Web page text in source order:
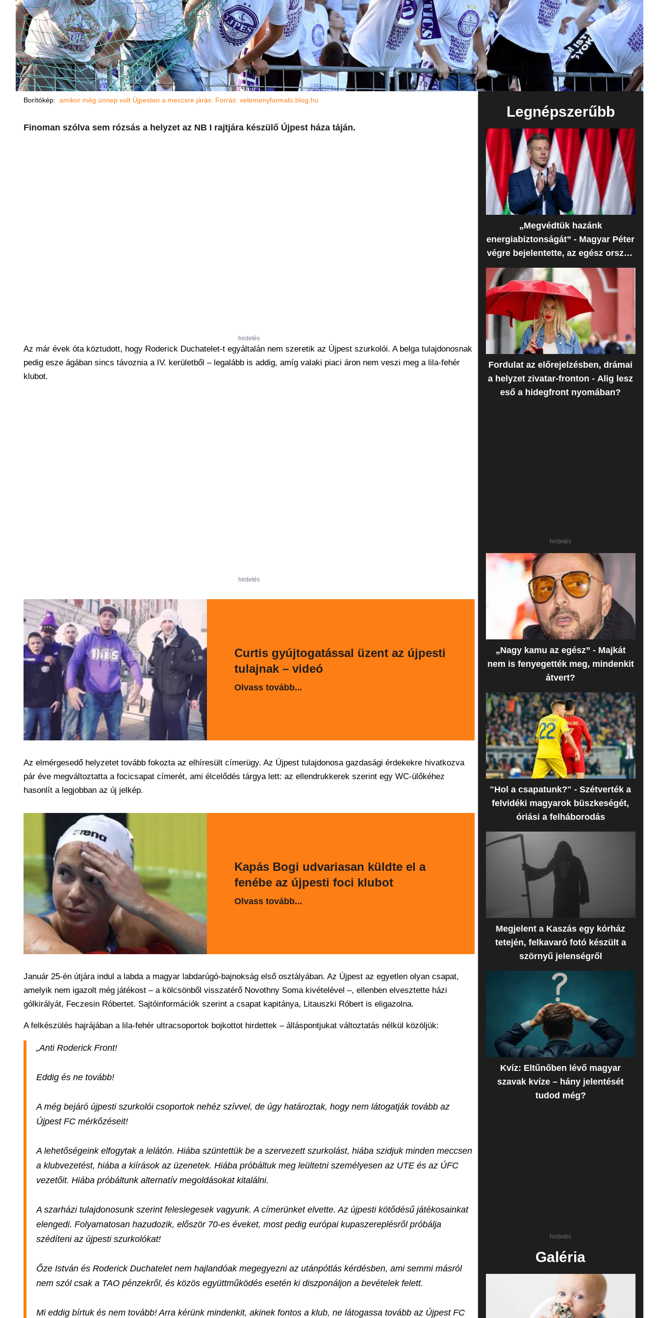
Borítókép: amikor még ünnep volt Újpesten a meccsre járás. Forrás: velemenyformalo.blog.hu
Finoman szólva sem rózsás a helyzet az NB I rajtjára készülő Újpest háza táján.
hirdetés
Az már évek óta köztudott, hogy Roderick Duchatelet-t egyáltalán nem szeretik az Újpest szurkolói. A belga tulajdonosnak
pedig esze ágában sincs távoznia a IV. kerületből – legalább is addig, amíg valaki piaci áron nem veszi meg a lila-fehér
klubot.
hirdetés
Curtis gyújtogatással üzent az újpesti
tulajnak – videó
Olvass tovább...
Az elmérgesedő helyzetet tovább fokozta az elhíresült címerügy. Az Újpest tulajdonosa gazdasági érdekekre hivatkozva
pár éve megváltoztatta a focicsapat címerét, ami élcelődés tárgya lett: az ellendrukkerek szerint egy WC-ülőkéhez
hasonlít a legjobban az új jelkép.
Kapás Bogi udvariasan küldte el a
fenébe az újpesti foci klubot
Olvass tovább...
Január 25-én útjára indul a labda a magyar labdarúgó-bajnokság első osztályában. Az Újpest az egyetlen olyan csapat,
amelyik nem igazolt még játékost – a kölcsönből visszatérő Novothny Soma kivételével –, ellenben elvesztette házi
gólkirályát, Feczesin Róbertet. Sajtóinformációk szerint a csapat kapitánya, Litauszki Róbert is eligazolna.
A felkészülés hajrájában a lila-fehér ultracsoportok bojkottot hirdettek – álláspontjukat változtatás nélkül közöljük:
„Anti Roderick Front!
Eddig és ne tovább!
A még bejáró újpesti szurkolói csoportok nehéz szívvel, de úgy határoztak, hogy nem látogatják tovább az
Újpest FC mérkőzéseit!
A lehetőségeink elfogytak a lelátón. Hiába szüntettük be a szervezett szurkolást, hiába szidjuk minden meccsen
a klubvezetést, hiába a kiírások az üzenetek. Hiába próbáltuk meg leültetni személyesen az UTE és az ÚFC
vezetőit. Hiába próbáltunk alternatív megoldásokat kitalálni.
A szarházi tulajdonosunk szerint feleslegesek vagyunk. A címerünket elvette. Az újpesti kötődésű játékosainkat
elengedi. Folyamatosan hazudozik, először 70-es éveket, most pedig európai kupaszereplésről próbálja
szédíteni az újpesti szurkolókat!
Őze István és Roderick Duchatelet nem hajlandóak megegyezni az utánpótlás kérdésben, ami semmi másról
nem szól csak a TAO pénzekről, és közös együttműködés esetén ki diszponáljon a bevételek felett.
Mi eddig bírtuk és nem tovább! Arra kérünk mindenkit, akinek fontos a klub, ne látogassa tovább az Újpest FC
Legnépszerűbb
„Megvédtük hazánk
energiabiztonságát” - Magyar Péter
végre bejelentette, az egész ország
erre várt
Fordulat az előrejelzésben, drámai
a helyzet zivatar-fronton - Alig lesz
eső a hidegfront nyomában?
hirdetés
„Nagy kamu az egész” - Majkát
nem is fenyegették meg, mindenkit
átvert?
"Hol a csapatunk?" - Szétverték a
felvidéki magyarok büszkeségét,
óriási a felháborodás
Megjelent a Kaszás egy kórház
tetején, felkavaró fotó készült a
szörnyű jelenségről
Kvíz: Eltűnőben lévő magyar
szavak kvíze – hány jelentését
tudod még?
hirdetés
Galéria